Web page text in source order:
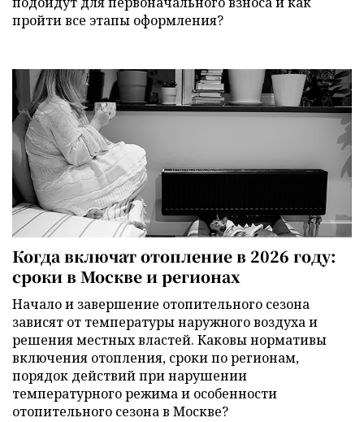
пройти все этапы оформления?
Когда включат отопление в 2026 году:
сроки в Москве и регионах
Начало и завершение отопительного сезона
зависят от температуры наружного воздуха и
решения местных властей. Каковы нормативы
включения отопления, сроки по регионам,
порядок действий при нарушении
температурного режима и особенности
отопительного сезона в Москве?